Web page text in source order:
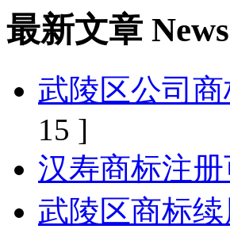
最新文章
武陵区公司
15 ]
汉寿商标注
武陵区商标